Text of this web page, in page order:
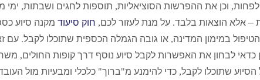
, וכן את ההפרשות הסוציאליות, תוספות לחגים ושבתות, ימי
– אלא הוצאות בלבד. על מנת לעזור לכם, חוק סיעוד מקנה סיוע
במימון המדינה, או גובה הגמלה הכספית שתוכלו לקבל. עם
כדאי לבחון את האפשרות לקבל סיוע נוסף דרך קופות החולים,
שתוכלו לקבל, כדי להימנע מ"ברוך" כלכלי ומבעיות מול